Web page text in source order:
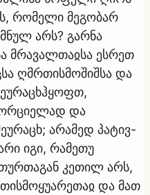
რომელი მეგობარ
არს? გარნა
მრავალთაჲსა ესრეთ
ღმრთისმოშიშსა და
და
არამედ პატივ-
იგი, რამეთუ
კეთილ არს,
და მათ